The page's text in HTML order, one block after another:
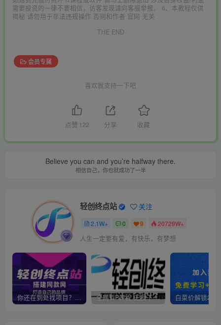
需要投资的一律不要相信，访客发现请向客服举报。 6、本教程仅供
揭秘 请勿用于非法违规操作 否则和作者 官网 无关
THE END
会员专属
喜欢就支持一下吧
点赞 122 分享 收藏
Believe you can and you’re halfway there.
相信自己，你也就成功了一半
轻创终点站 关注
2.1W+ 0 9 20729W+
人生一定要有爱，有快乐，有梦想
你还在到处找项目？还在当韭菜？我靠卖项目一个月收入5万+，曾经我也是个失败者。 全网VIP课程 无损下载~